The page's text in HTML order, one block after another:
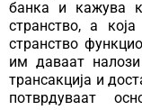
банка и кажува
странство, а
странство
им даваат
трансакција и
потврдуваат